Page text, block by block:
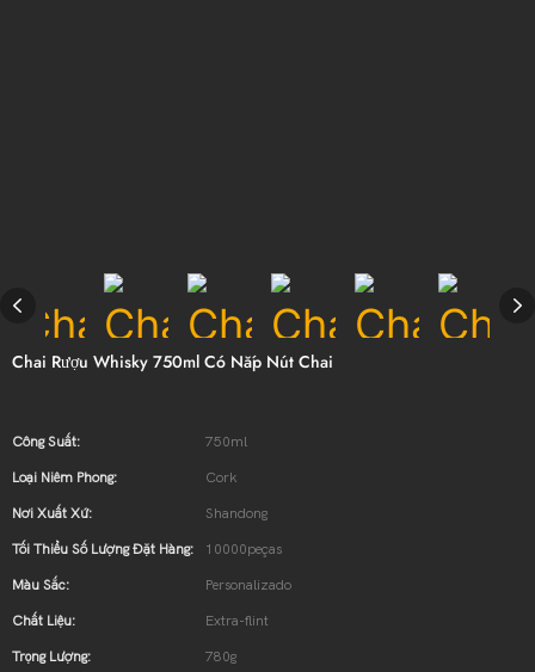
Chai Rượu Whisky 750ml Có Nắp Nút Chai
Công Suất: 750ml
Loại Niêm Phong: Cork
Nơi Xuất Xứ: Shandong
Tối Thiểu Số Lượng Đặt Hàng: 10000peças
Màu Sắc: Personalizado
Chất Liệu: Extra-flint
Trọng Lượng: 780g